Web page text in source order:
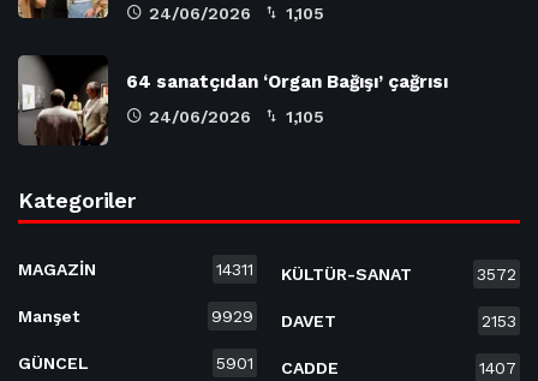
24/06/2026 1,105
64 sanatçıdan ‘Organ Bağışı’ çağrısı
24/06/2026 1,105
Kategoriler
MAGAZİN 14311
Manşet 9929
GÜNCEL 5901
KÜLTÜR-SANAT 3572
DAVET 2153
CADDE 1407